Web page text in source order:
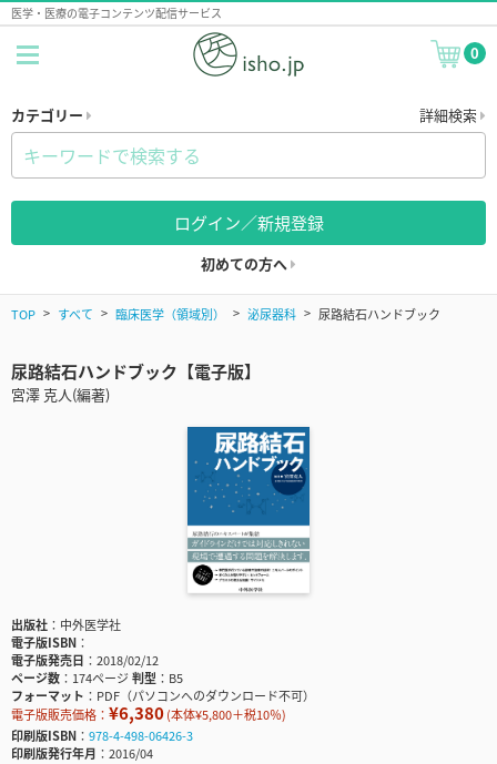
医学・医療の電子コンテンツ配信サービス
0
カテゴリー 詳細検索
ログイン／新規登録
初めての方へ
TOP すべて 臨床医学（領域別） 泌尿器科 尿路結石ハンドブック
尿路結石ハンドブック【電子版】
宮澤 克人(編著)
出版社
中外医学社
電子版ISBN
電子版発売日
2018/02/12
ページ数
174ページ判型
B5
フォーマット
PDF（パソコンへのダウンロード不可）
電子版販売価格： ¥6,380(本体¥5,800＋税10％)
印刷版ISBN
978-4-498-06426-3
印刷版発行年月
2016/04